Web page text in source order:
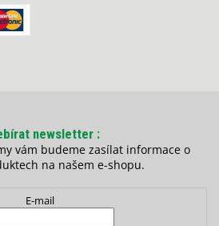
newsletter
vám budeme zasílat informace o
na našem e-shopu.
E-mail